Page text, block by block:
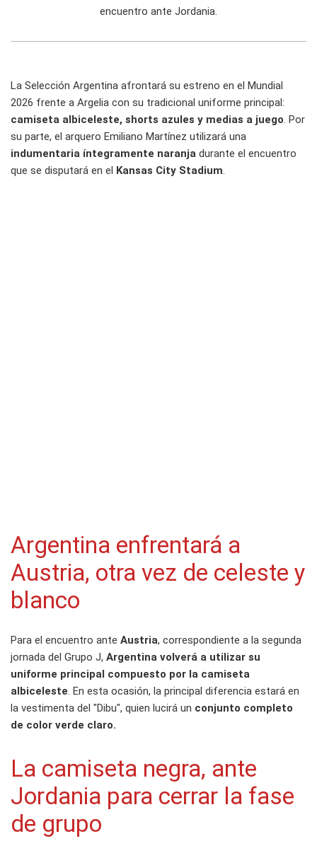
encuentro ante Jordania.
La Selección Argentina afrontará su estreno en el Mundial
2026 frente a Argelia con su tradicional uniforme principal:
camiseta albiceleste, shorts azules y medias a juego. Por
su parte, el arquero Emiliano Martínez utilizará una
indumentaria íntegramente naranja durante el encuentro
que se disputará en el
Kansas City Stadium.
Argentina enfrentará a
Austria, otra vez de celeste y
blanco
Para el encuentro ante Austria, correspondiente a la segunda
jornada del Grupo J, Argentina volverá a utilizar su
uniforme principal compuesto por la camiseta
albiceleste. En esta ocasión, la principal diferencia estará en
la vestimenta del "Dibu", quien lucirá un conjunto completo
de color verde claro.
La camiseta negra, ante
Jordania para cerrar la fase
de grupo